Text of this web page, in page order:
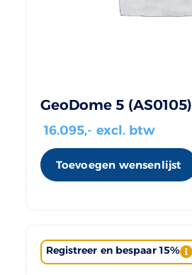
GeoDome 5 (AS0105)
16.095,- excl. btw
Toevoegen wensenlijst
Registreer en bespaar 15%